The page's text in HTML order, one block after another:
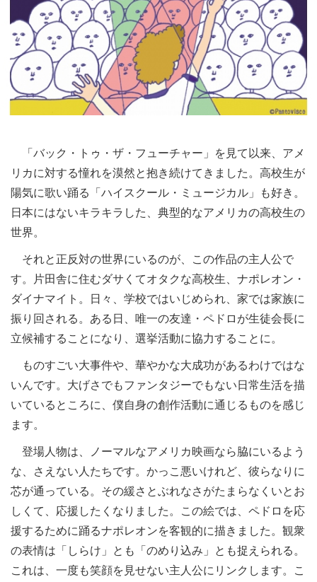
「バック・トゥ・ザ・フューチャー」を見て以来、アメ
リカに対する憧れを漠然と抱き続けてきました。高校生が
陽気に歌い踊る「ハイスクール・ミュージカル」も好き。
日本にはないキラキラした、典型的なアメリカの高校生の
世界。
それと正反対の世界にいるのが、この作品の主人公で
す。片田舎に住むダサくてオタクな高校生、ナポレオン・
ダイナマイト。日々、学校ではいじめられ、家では家族に
振り回される。ある日、唯一の友達・ペドロが生徒会長に
立候補することになり、選挙活動に協力することに。
ものすごい大事件や、華やかな大成功があるわけではな
いんです。大げさでもファンタジーでもない日常生活を描
いているところに、僕自身の創作活動に通じるものを感じ
ます。
登場人物は、ノーマルなアメリカ映画なら脇にいるよう
な、さえない人たちです。かっこ悪いけれど、彼らなりに
芯が通っている。その緩さとぶれなさがたまらなくいとお
しくて、応援したくなりました。この絵では、ペドロを応
援するために踊るナポレオンを客観的に描きました。観衆
の表情は「しらけ」とも「のめり込み」とも捉えられる。
これは、一度も笑顔を見せない主人公にリンクします。こ